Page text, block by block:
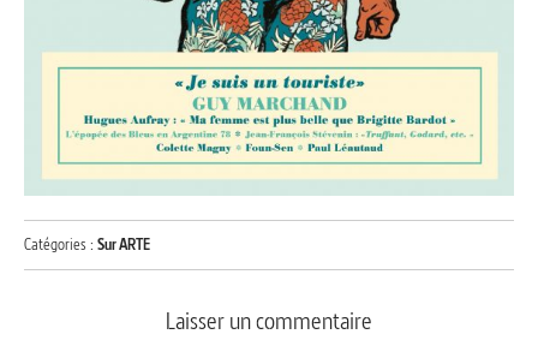
Catégories : Sur ARTE
Laisser un commentaire